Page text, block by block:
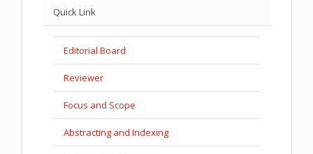
Quick Link
Editorial Board
Reviewer
Focus and Scope
Abstracting and Indexing